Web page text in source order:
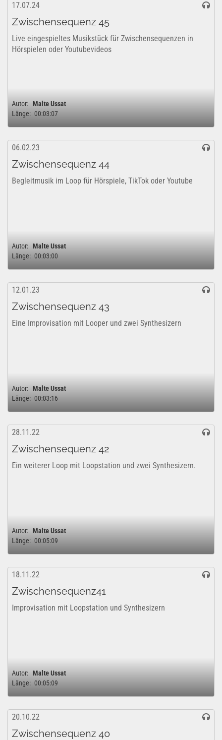
17.07.24
Zwischensequenz 45
Live eingespieltes Musikstück für Zwischensequenzen in
Hörspielen oder Youtubevideos
Autor: Malte Ussat
Länge: 00:03:07
06.02.23
Zwischensequenz 44
Begleitmusik im Loop für Hörspiele, TikTok oder Youtube
Autor: Malte Ussat
Länge: 00:03:00
12.01.23
Zwischensequenz 43
Eine Improvisation mit Looper und zwei Synthesizern
Autor: Malte Ussat
Länge: 00:03:16
28.11.22
Zwischensequenz 42
Ein weiterer Loop mit Loopstation und zwei Synthesizern.
Autor: Malte Ussat
Länge: 00:05:09
18.11.22
Zwischensequenz41
Improvisation mit Loopstation und Synthesizern
Autor: Malte Ussat
Länge: 00:05:09
20.10.22
Zwischensequenz 40